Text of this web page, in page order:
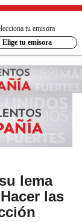
tu emisora
Elige tu emisora
lema
las